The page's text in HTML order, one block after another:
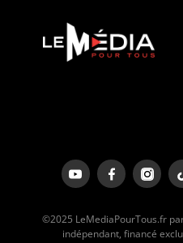
©2025 LeMediaPourTous.fr
indépendant, financé